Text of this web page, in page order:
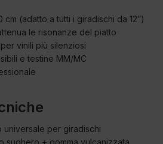
cm (adatto a tutti i giradischi da 12″)
le risonanze del piatto
vinili più silenziosi
e testine MM/MC
universale per giradischi
sughero + gomma vulcanizzata